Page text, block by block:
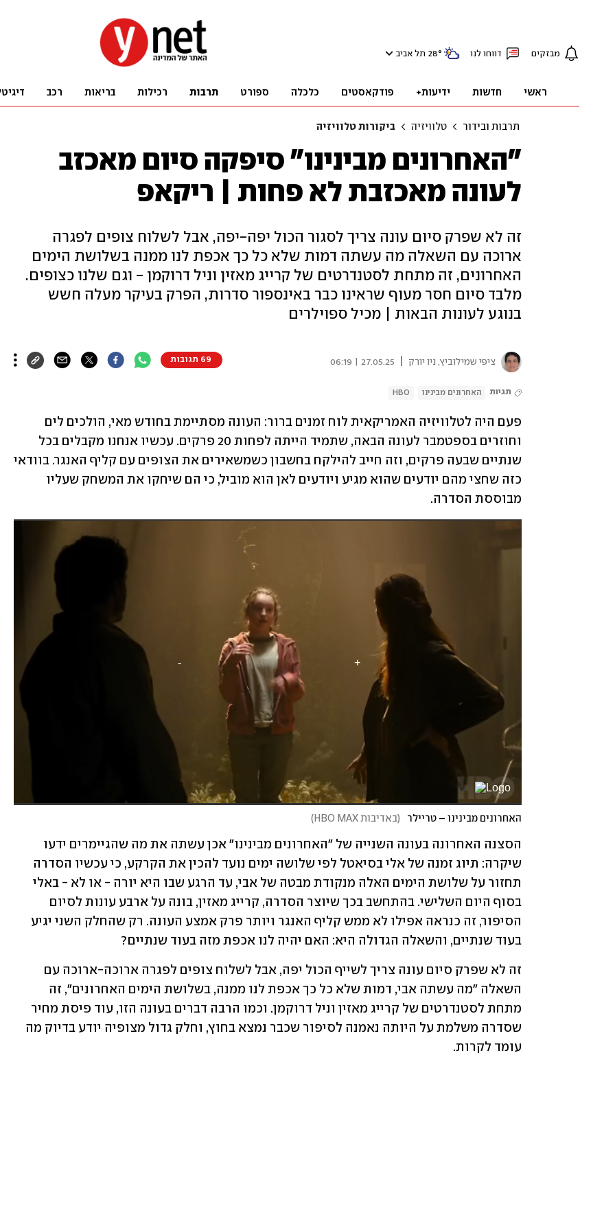
מבזקים דווחו לנו 28° תל אביב
ראשי חדשות ידיעות+ פודקאסטים כלכלה ספורט תרבות רכילות בריאות רכב
תרבות ובידור טלוויזיה ביקורות טלוויזיה
"האחרונים מבינינו" סיפקה סיום מאכזב
לעונה מאכזבת לא פחות | ריקאפ
זה לא שפרק סיום עונה צריך לסגור הכול יפה-יפה, אבל לשלוח צופים לפגרה
ארוכה עם השאלה מה עשתה דמות שלא כל כך אכפת לנו ממנה בשלושת הימים
האחרונים, זה מתחת לסטנדרטים של קרייג מאזין וניל דרוקמן - וגם שלנו כצופים.
מלבד סיום חסר מעוף שראינו כבר באינספור סדרות, הפרק בעיקר מעלה חשש
בנוגע לעונות הבאות | מכיל ספוילרים
ציפי שמילוביץ, ניו יורק 27.05.25 | 06:19 69 תגובות
תגיות האחרונים מבינינו HBO
מבוססת הסדרה.
האחרונים מבינינו – טריילר (באדיבות HBO MAX )
בעוד שנתיים, והשאלה הגדולה היא: האם יהיה לנו אכפת מזה בעוד שנתיים?
עומד לקרות.